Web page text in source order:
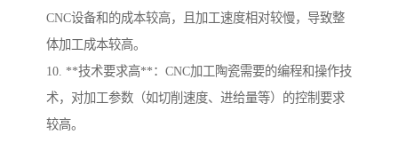
CNC设备和的成本较高，且加工速度相对较慢，导致整
体加工成本较高。
10. **技术要求高**：CNC加工陶瓷需要的编程和操作技
术，对加工参数（如切削速度、进给量等）的控制要求
较高。